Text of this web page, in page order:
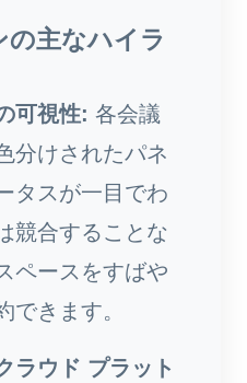
の主なハイラ
可視性: 各会議
分けされたパネ
タスが一目でわ
競合することな
ペースをすばや
できます。
ラウド プラット